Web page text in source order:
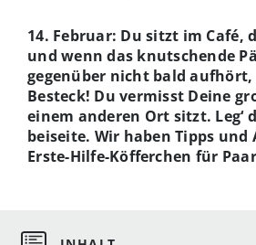
14. Februar: Du sitzt im Café,
und wenn das knutschende
gegenüber nicht bald
Besteck! Du vermisst Deine
einem anderen Ort sitzt. Leg‘
beiseite. Wir haben Tipps und
Erste-Hilfe-Köfferchen für